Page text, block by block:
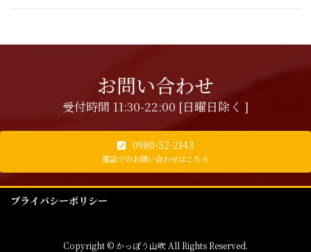
お問い合わせ
受付時間 11:30-22:00 [日曜日除く ]
0980-52-2143
電話でのお問い合わせはこちら
プライバシーポリシー
Copyright © かっぽう山吹 All Rights Reserved.